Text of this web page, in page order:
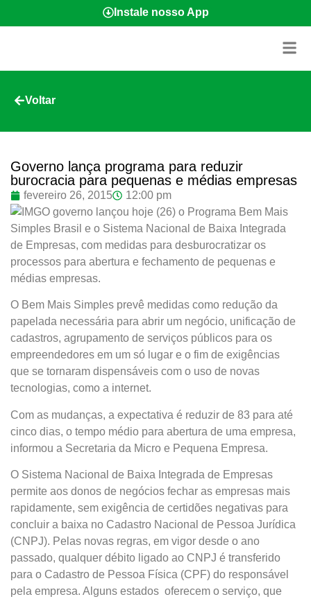
Instale nosso App
Voltar
Governo lança programa para reduzir
burocracia para pequenas e médias empresas
fevereiro 26, 2015
12:00 pm
O governo lançou hoje (26) o Programa Bem Mais
Simples Brasil e o Sistema Nacional de Baixa Integrada
de Empresas, com medidas para desburocratizar os
processos para abertura e fechamento de pequenas e
médias empresas.
O Bem Mais Simples prevê medidas como redução da
papelada necessária para abrir um negócio, unificação de
cadastros, agrupamento de serviços públicos para os
empreendedores em um só lugar e o fim de exigências
que se tornaram dispensáveis com o uso de novas
tecnologias, como a internet.
Com as mudanças, a expectativa é reduzir de 83 para até
cinco dias, o tempo médio para abertura de uma empresa,
informou a Secretaria da Micro e Pequena Empresa.
O Sistema Nacional de Baixa Integrada de Empresas
permite aos donos de negócios fechar as empresas mais
rapidamente, sem exigência de certidões negativas para
concluir a baixa no Cadastro Nacional de Pessoa Jurídica
(CNPJ). Pelas novas regras, em vigor desde o ano
passado, qualquer débito ligado ao CNPJ é transferido
para o Cadastro de Pessoa Física (CPF) do responsável
pela empresa. Alguns estados oferecem o serviço, que